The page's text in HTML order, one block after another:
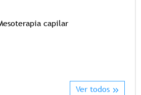
capilar
Ver todos